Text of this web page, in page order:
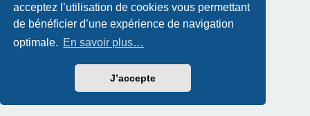
acceptez l’utilisation de cookies vous permettant
de bénéficier d’une expérience de navigation
optimale. En savoir plus…
J’accepte